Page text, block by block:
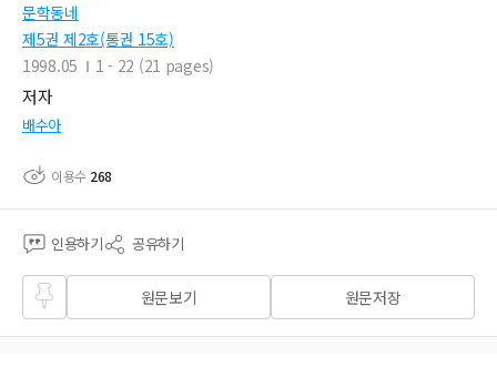
문학동네
제5권 제2호(통권 15호)
1998.05
1 - 22 (21 pages)
저자
배수아
이용수 268
인용하기 공유하기
즐겨
찾기
원문보기 원문저장